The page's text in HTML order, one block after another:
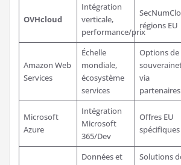
OVHcloud
Intégration
verticale,
performance/prix
régions EU
Amazon Web
Services
Échelle
mondiale,
écosystème
services
Options de
via
partenaires
Microsoft
Azure
Intégration
Microsoft
365/Dev
Offres EU
spécifiques
Données et
Solutions